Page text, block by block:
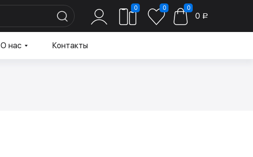
0 0 0
0 Р
О нас Контакты